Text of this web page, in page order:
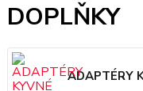
DOPLŇKY
ADAPTÉRY